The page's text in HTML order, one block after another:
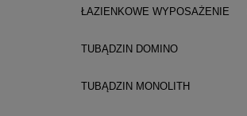
ŁAZIENKOWE WYPOSAŻENIE
TUBĄDZIN DOMINO
TUBĄDZIN MONOLITH